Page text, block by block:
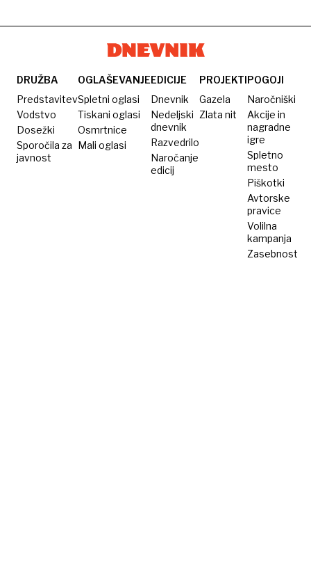
DRUŽBA
Predstavitev
Vodstvo
Dosežki
Sporočila za
javnost
OGLAŠEVANJE
Spletni oglasi
Tiskani oglasi
Osmrtnice
Mali oglasi
EDICIJE
Dnevnik
Nedeljski
dnevnik
Razvedrilo
Naročanje
edicij
PROJEKTI
Gazela
Zlata nit
POGOJI
Naročniški
Akcije in
nagradne
igre
Spletno
mesto
Piškotki
Avtorske
pravice
Volilna
kampanja
Zasebnost